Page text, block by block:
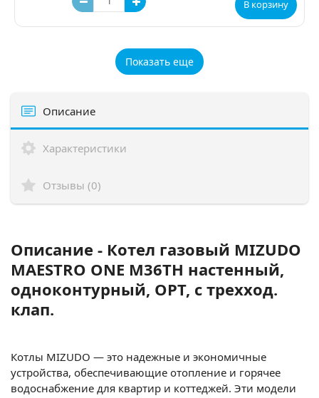
В корзину
Показать еще
Описание
Характеристики
Отзывы (0)
Описание - Котел газовый MIZUDO
MAESTRO ONE M36ТH настенный,
одноконтурный, OPT, с трехход.
клап.
Котлы MIZUDO — это надежные и экономичные
устройства, обеспечивающие отопление и горячее
водоснабжение для квартир и коттеджей. Эти модели